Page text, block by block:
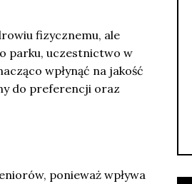
fizycznemu, ale
parku, uczestnictwo w
wpłynąć na jakość
do preferencji oraz
ponieważ wpływa